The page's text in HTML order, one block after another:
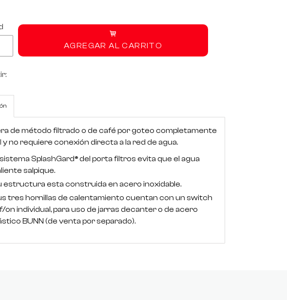
AGREGAR AL CARRITO
de método filtrado o de café por goteo completamente
no requiere conexión directa a la red de agua.
sistema SplashGard® del porta filtros evita que el agua
salpique.
estructura esta construida en acero inoxidable.
tres hornillas de calentamiento cuentan con un switch
on individual, para uso de jarras decanter o de acero
BUNN (de venta por separado).